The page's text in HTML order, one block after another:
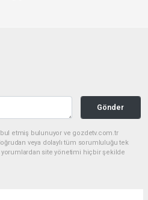
Gönder
etmiş bulunuyor ve gozdetv.com.tr
veya dolaylı tüm sorumluluğu tek
yorumlardan site yönetimi hiçbir şekilde